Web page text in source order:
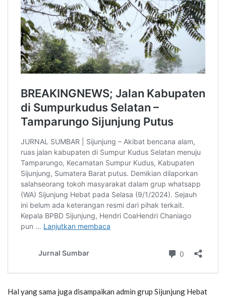
Hal yang sama juga disampaikan admin grup Sijunjung Hebat